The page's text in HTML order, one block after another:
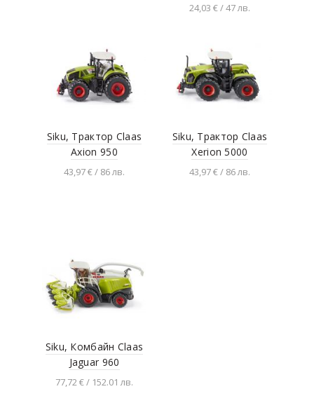
24,03 € / 47 лв.
Siku, Трактор Claas
Axion 950
43,97 € / 86 лв.
Siku, Трактор Claas
Xerion 5000
43,97 € / 86 лв.
Siku, Комбайн Claas
Jaguar 960
77,72 € / 152.01 лв.